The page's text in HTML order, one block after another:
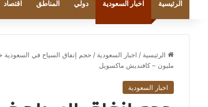
الرئيسية اخبار السعودية دولي المناطق اقتصاد
الرئيسية / اخبار السعودية /
مليون – كافنديش ماكسويل
اخبار السعودية